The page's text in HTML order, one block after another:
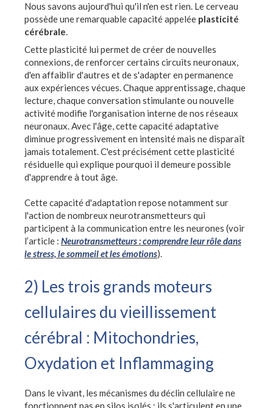
Nous savons aujourd'hui qu'il n'en est rien. Le cerveau
possède une remarquable capacité appelée plasticité
cérébrale.
Cette plasticité lui permet de créer de nouvelles
connexions, de renforcer certains circuits neuronaux,
d'en affaiblir d'autres et de s'adapter en permanence
aux expériences vécues. Chaque apprentissage, chaque
lecture, chaque conversation stimulante ou nouvelle
activité modifie l'organisation interne de nos réseaux
neuronaux. Avec l'âge, cette capacité adaptative
diminue progressivement en intensité mais ne disparaît
jamais totalement. C'est précisément cette plasticité
résiduelle qui explique pourquoi il demeure possible
d'apprendre à tout âge.
Cette capacité d'adaptation repose notamment sur
l'action de nombreux neurotransmetteurs qui
participent à la communication entre les neurones (voir
l’article : Neurotransmetteurs : comprendre leur rôle dans
le stress, le sommeil et les émotions).
2) Les trois grands moteurs
cellulaires du vieillissement
cérébral : Mitochondries,
Oxydation et Inflammaging
Dans le vivant, les mécanismes du déclin cellulaire ne
fonctionnent pas en silos isolés ; ils s'articulent en une